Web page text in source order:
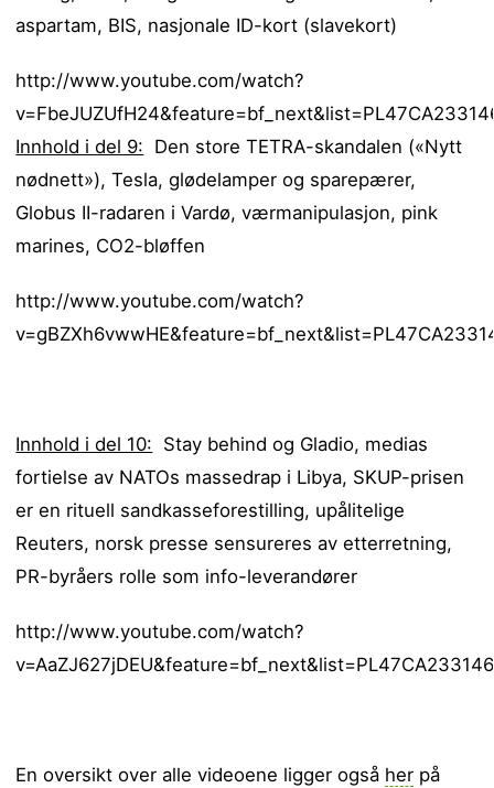
aspartam, BIS, nasjonale ID-kort (slavekort)
http://www.youtube.com/watch?
Innhold i del 9: Den store TETRA-skandalen («Nytt
nødnett»), Tesla, glødelamper og sparepærer,
Globus II-radaren i Vardø, værmanipulasjon, pink
marines, CO2-bløffen
http://www.youtube.com/watch?
Innhold i del 10: Stay behind og Gladio, medias
fortielse av NATOs massedrap i Libya, SKUP-prisen
er en rituell sandkasseforestilling, upålitelige
Reuters, norsk presse sensureres av etterretning,
PR-byråers rolle som info-leverandører
http://www.youtube.com/watch?
En oversikt over alle videoene ligger også her på